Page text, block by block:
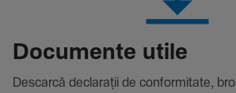
Docu­mente utile
Descarcă decla­rații de conformitate,